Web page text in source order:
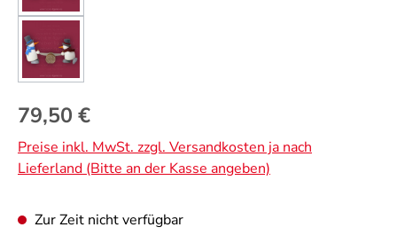
Regulärer Preis:
79,50 €
Preise inkl. MwSt. zzgl. Versandkosten ja nach
Lieferland (Bitte an der Kasse angeben)
Zur Zeit nicht verfügbar